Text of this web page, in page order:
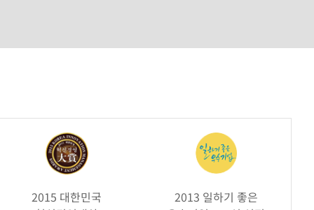
2015 대한민국
2013 일하기 좋은